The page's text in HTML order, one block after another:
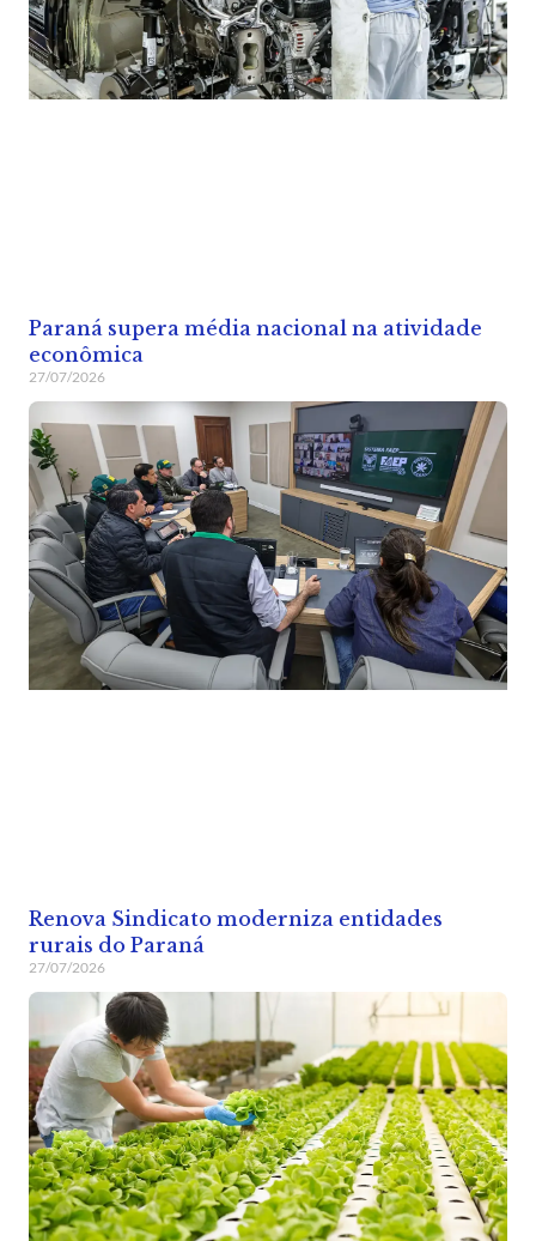
Paraná supera média nacional na atividade
econômica
27/07/2026
Renova Sindicato moderniza entidades
rurais do Paraná
27/07/2026